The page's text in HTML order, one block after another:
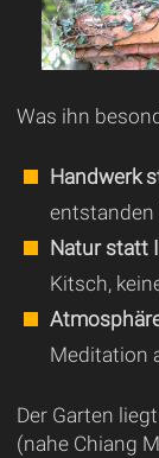
Was ihn
Handwerk
entstanden
Natur statt
Kitsch,
Meditation
Der Garten
(nahe Chiang